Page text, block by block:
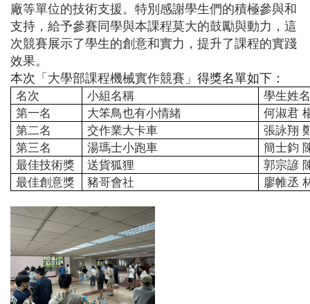
廠等單位的技術支援。特別感謝學生們的積極參與和
支持，給予參賽同學與本課程莫大的鼓勵與動力，這
次競賽展示了學生的創意和實力，提升了課程的實踐
效果。
本次 「大學部課程機械實作競賽」 得獎名單如下：
名次 小組名稱
學生姓名
第一名
大笨鳥也有小情緒
何淑君
第二名
交作業大卡車
張詠翔
第三名
湯瑪士小跑車
簡士鈞
最佳技術獎
送貨狐狸
郭宗諺
最佳創意獎
豬哥會社 廖帷丞